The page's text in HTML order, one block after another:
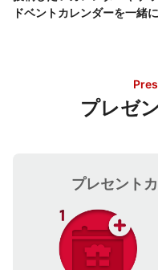
ドベントカレンダーを一緒
プレゼ
プレセント